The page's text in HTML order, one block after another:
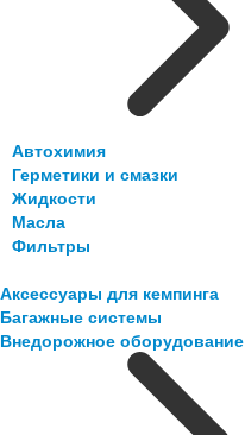
Автохимия
Герметики и смазки
Жидкости
Масла
Фильтры
Аксессуары для кемпинга
Багажные системы
Внедорожное оборудование